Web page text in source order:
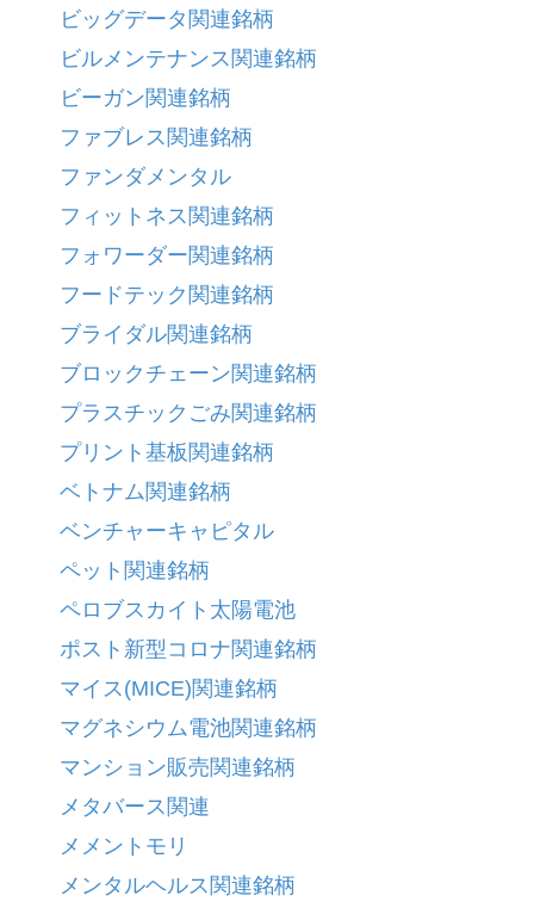
ビッグデータ関連銘柄
ビルメンテナンス関連銘柄
ビーガン関連銘柄
ファブレス関連銘柄
ファンダメンタル
フィットネス関連銘柄
フォワーダー関連銘柄
フードテック関連銘柄
ブライダル関連銘柄
ブロックチェーン関連銘柄
プラスチックごみ関連銘柄
プリント基板関連銘柄
ベトナム関連銘柄
ベンチャーキャピタル
ペット関連銘柄
ペロブスカイト太陽電池
ポスト新型コロナ関連銘柄
マイス(MICE)関連銘柄
マグネシウム電池関連銘柄
マンション販売関連銘柄
メタバース関連
メメントモリ
メンタルヘルス関連銘柄